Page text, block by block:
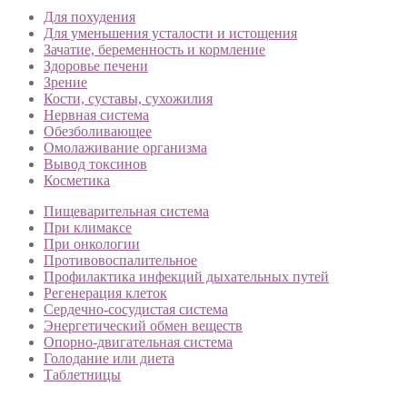
Для похудения
Для уменьшения усталости и истощения
Зачатие, беременность и кормление
Здоровье печени
Зрение
Кости, суставы, сухожилия
Нервная система
Обезболивающее
Омолаживание организма
Вывод токсинов
Косметика
Пищеварительная система
При климаксе
При онкологии
Противовоспалительное
Профилактика инфекций дыхательных путей
Регенерация клеток
Сердечно-сосудистая система
Энергетический обмен веществ
Опорно-двигательная система
Голодание или диета
Таблетницы